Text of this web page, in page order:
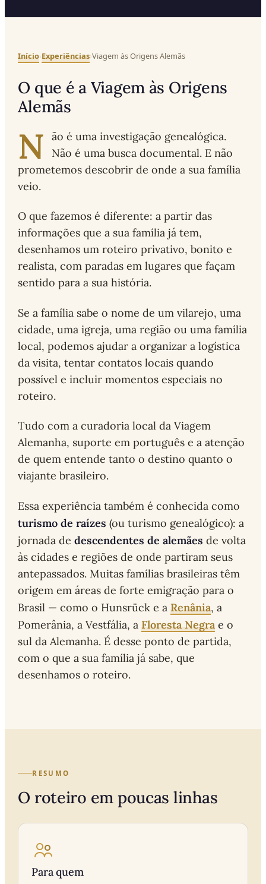
Início›Experiências›Viagem às Origens Alemãs
O que é a Viagem às Origens
Alemãs
N
ão é uma investigação genealógica.
Não é uma busca documental. E não
prometemos descobrir de onde a sua família
veio.
O que fazemos é diferente: a partir das
informações que a sua família já tem,
desenhamos um roteiro privativo, bonito e
realista, com paradas em lugares que façam
sentido para a sua história.
Se a família sabe o nome de um vilarejo, uma
cidade, uma igreja, uma região ou uma família
local, podemos ajudar a organizar a logística
da visita, tentar contatos locais quando
possível e incluir momentos especiais no
roteiro.
Tudo com a curadoria local da Viagem
Alemanha, suporte em português e a atenção
de quem entende tanto o destino quanto o
viajante brasileiro.
Essa experiência também é conhecida como
turismo de raízes (ou turismo genealógico): a
jornada dedescendentes de alemães de volta
às cidades e regiões de onde partiram seus
antepassados. Muitas famílias brasileiras têm
origem em áreas de forte emigração para o
Brasil — como o Hunsrück e aRenânia, a
Pomerânia, a Vestfália, aFloresta Negra e o
sul da Alemanha. É desse ponto de partida,
com o que a sua família já sabe, que
desenhamos o roteiro.
RESUMO
O roteiro em poucas linhas
Para quem